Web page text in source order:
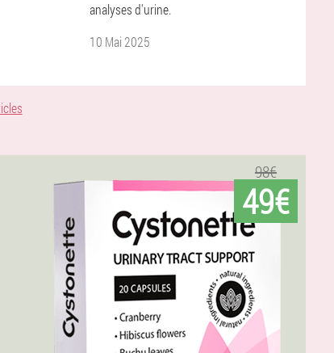
analyses d'urine.
10 Mai 2025
98€
49€